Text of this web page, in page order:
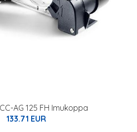
AG 125 FH Imukoppa
133.71 EUR